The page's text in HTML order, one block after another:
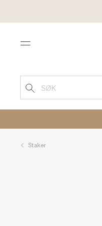
Menu
SØK
Staker